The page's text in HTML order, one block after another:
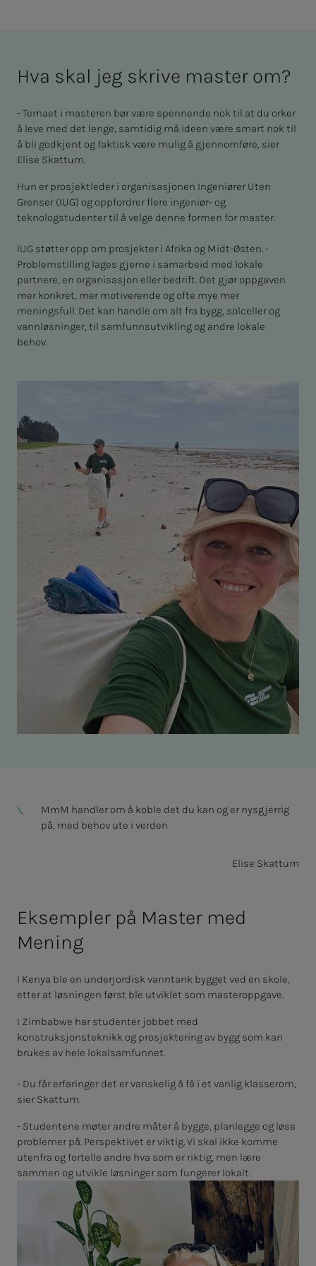
Hva skal jeg skrive master om?
- Temaet i masteren bør være spennende nok til at du orker
å leve med det lenge, samtidig må ideen være smart nok til
å bli godkjent og faktisk være mulig å gjennomføre, sier
Elise Skattum.
Hun er prosjektleder i organisasjonen Ingeniører Uten
Grenser (IUG) og oppfordrer flere ingeniør- og
teknologstudenter til å velge denne formen for master.
IUG støtter opp om prosjekter i Afrika og Midt-Østen. -
Problemstilling lages gjerne i samarbeid med lokale
partnere, en organisasjon eller bedrift. Det gjør oppgaven
mer konkret, mer motiverende og ofte mye mer
meningsfull. Det kan handle om alt fra bygg, solceller og
vannløsninger, til samfunnsutvikling og andre lokale
behov.
MmM handler om å koble det du kan og er nysgjerrig
på, med behov ute i verden
Elise Skattum
Eksempler på Master med
Mening
I Kenya ble en underjordisk vanntank bygget ved en skole,
etter at løsningen først ble utviklet som masteroppgave.
I Zimbabwe har studenter jobbet med
konstruksjonsteknikk og prosjektering av bygg som kan
brukes av hele lokalsamfunnet.
- Du får erfaringer det er vanskelig å få i et vanlig klasserom,
sier Skattum.
- Studentene møter andre måter å bygge, planlegge og løse
problemer på. Perspektivet er viktig. Vi skal ikke komme
utenfra og fortelle andre hva som er riktig, men lære
sammen og utvikle løsninger som fungerer lokalt.